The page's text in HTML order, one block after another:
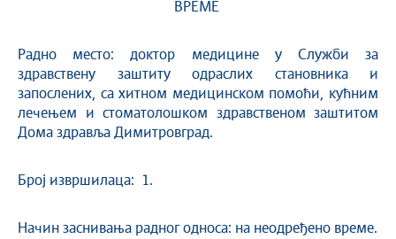
ВРЕМЕ
Радно место: доктор медицине у Служби за
здравствену заштиту одраслих становника и
запослених, са хитном медицинском помоћи, кућним
лечењем и стоматолошком здравственом заштитом
Дома здравља Димитровград.
Број извршилаца: 1.
Начин заснивања радног односа: на неодређено време.